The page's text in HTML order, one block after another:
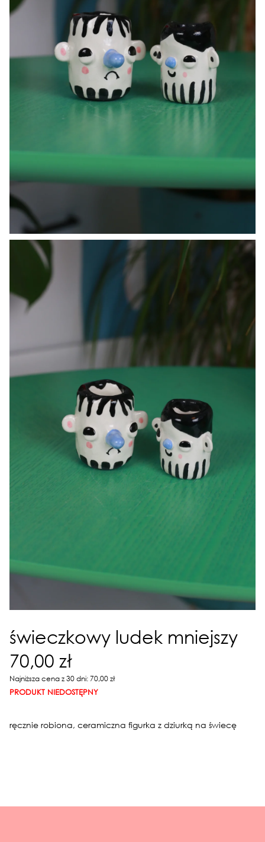
świeczkowy ludek mniejszy
70,00 zł
Najniższa cena z 30 dni: 70,00 zł
PRODUKT NIEDOSTĘPNY
ręcznie robiona, ceramiczna figurka z dziurką na świecę